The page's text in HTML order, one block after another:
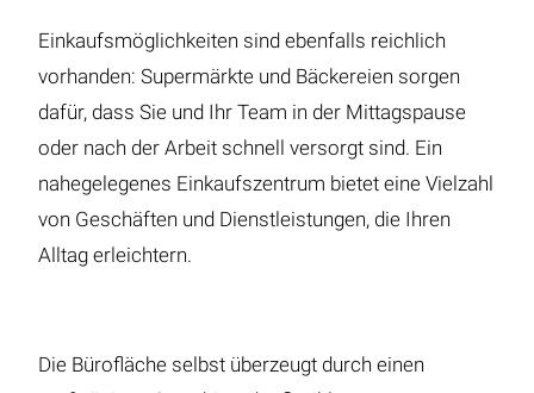
Einkaufsmöglichkeiten sind ebenfalls reichlich
vorhanden: Supermärkte und Bäckereien sorgen
dafür, dass Sie und Ihr Team in der Mittagspause
oder nach der Arbeit schnell versorgt sind. Ein
nahegelegenes Einkaufszentrum bietet eine Vielzahl
von Geschäften und Dienstleistungen, die Ihren
Alltag erleichtern.
Die Bürofläche selbst überzeugt durch einen